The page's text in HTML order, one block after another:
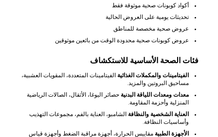
أكواد كوبونات صحية موثوقة فقط
تحديثات يومية على العروض الحالية
عروض صحية مخصصة للمناطق
عروض كوبونات صحية محدودة الوقت من بائعين موثوقين
فئات الصحة الأساسية للاستكشاف
الفيتامينات والمكملات الغذائية الفيتامينات المتعددة، المقويات العشبية،
مساحيق البروتين والمزيد.
معدات ومعدات اللياقة البدنية حصائر اليوغا، الأثقال، الصالات الرياضية
المنزلية وأحزمة المقاومة.
العناية الشخصية والنظافة الشامبو، العناية بالفم، مجموعات التهذيب
وأساسيات النظافة.
الأجهزة الطبية مقاييس الحرارة، أجهزة مراقبة الضغط وأجهزة قياس